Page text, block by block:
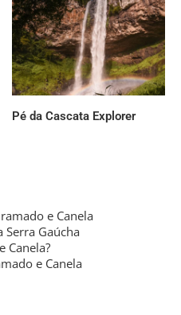
Pé da Cascata Explorer
e Canela
Serra Gaúcha
Canela?
e Canela